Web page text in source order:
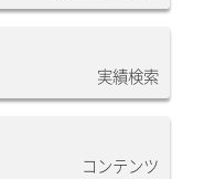
実績検索
コンテンツ